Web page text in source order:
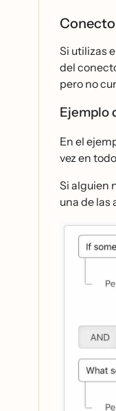
Si utilizas
del
pero no
Ejemplo
En el
vez en
Si alguien
una de las